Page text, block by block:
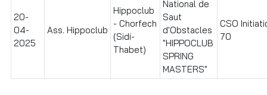
20-
04-
2025
Ass. Hippoclub
Hippoclub
- Chorfech
(Sidi-
Thabet)
National de
Saut
d'Obstacles
"HIPPOCLUB
SPRING
MASTERS"
CSO
70